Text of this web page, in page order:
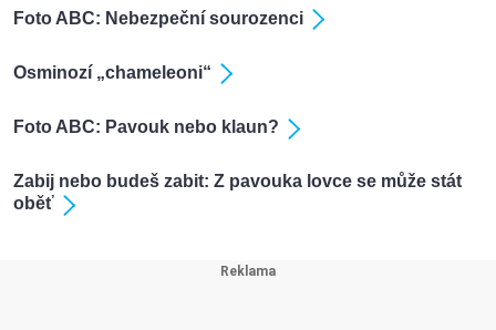
Foto ABC: Nebezpeční sourozenci
Osminozí „chameleoni“
Foto ABC: Pavouk nebo klaun?
Zabij nebo budeš zabit: Z pavouka lovce se může stát
oběť